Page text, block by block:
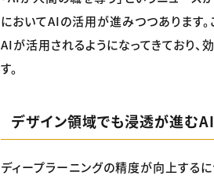
においてAIの活用が進みつつあります
AIが活用されるようになってきており
す。
デザイン領域でも浸透が進む
ディープラーニングの精度が向上する